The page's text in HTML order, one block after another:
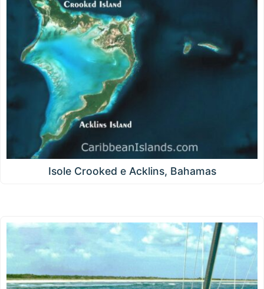
Isole Crooked e Acklins, Bahamas